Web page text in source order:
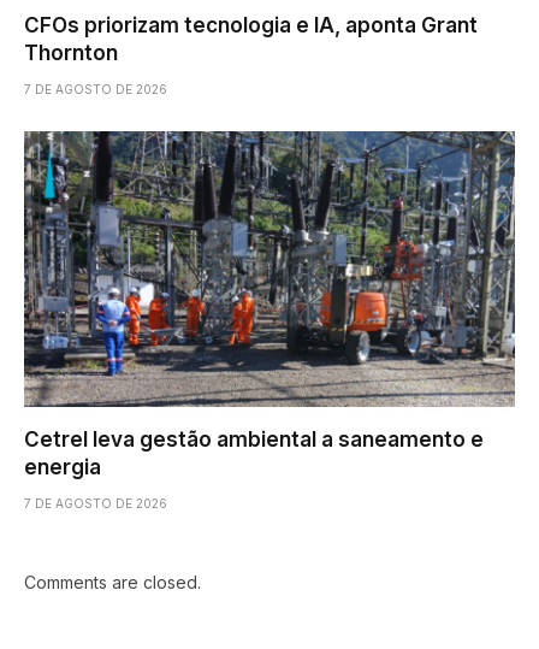
CFOs priorizam tecnologia e IA, aponta Grant
Thornton
7 DE AGOSTO DE 2026
Cetrel leva gestão ambiental a saneamento e
energia
7 DE AGOSTO DE 2026
Comments are closed.